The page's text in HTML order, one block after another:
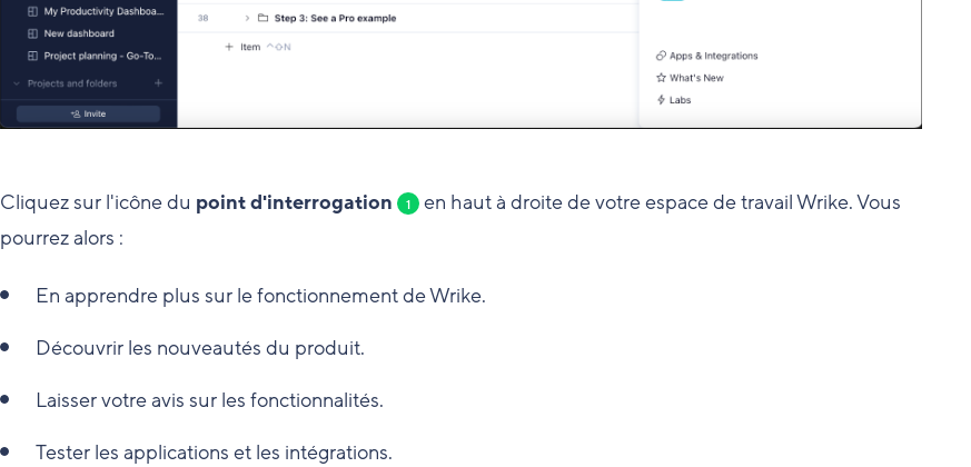
Cliquez sur l'icône du point d'interrogation 1 en haut à droite de votre espace de travail Wrike. Vous
pourrez alors :
En apprendre plus sur le fonctionnement de Wrike.
Découvrir les nouveautés du produit.
Laisser votre avis sur les fonctionnalités.
Tester les applications et les intégrations.